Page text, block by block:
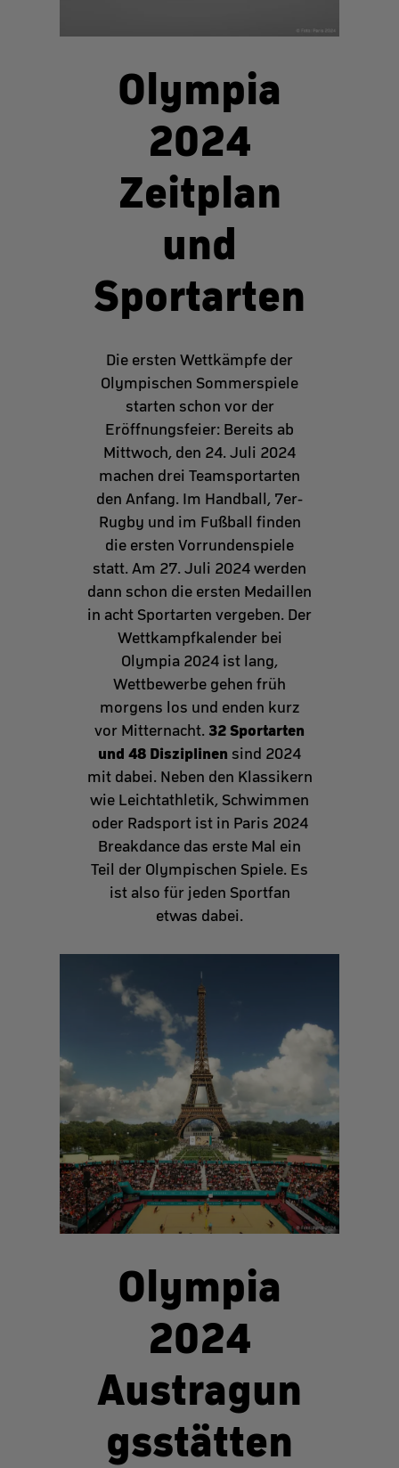
Olympia
2024
Zeitplan
und
Sportarten
Die ersten Wettkämpfe der
Olympischen Sommerspiele
starten schon vor der
Eröffnungsfeier: Bereits ab
Mittwoch, den 24. Juli 2024
machen drei Teamsportarten
den Anfang. Im Handball, 7er-
Rugby und im Fußball finden
die ersten Vorrundenspiele
statt. Am 27. Juli 2024 werden
dann schon die ersten Medaillen
in acht Sportarten vergeben. Der
Wettkampfkalender bei
Olympia 2024 ist lang,
Wettbewerbe gehen früh
morgens los und enden kurz
vor Mitternacht. 32 Sportarten
und 48 Disziplinen sind 2024
mit dabei. Neben den Klassikern
wie Leichtathletik, Schwimmen
oder Radsport ist in Paris 2024
Breakdance das erste Mal ein
Teil der Olympischen Spiele. Es
ist also für jeden Sportfan
etwas dabei.
Olympia
2024
Austragun
gsstätten